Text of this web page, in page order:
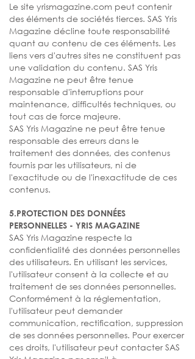
Le site yrismagazine.com peut contenir
des éléments de sociétés tierces. SAS Yris
Magazine décline toute responsabilité
quant au contenu de ces éléments. Les
liens vers d'autres sites ne constituent pas
une validation du contenu. SAS Yris
Magazine ne peut être tenue
responsable d'interruptions pour
maintenance, difficultés techniques, ou
tout cas de force majeure.
SAS Yris Magazine ne peut être tenue
responsable des erreurs dans le
traitement des données, des contenus
fournis par les utilisateurs, ni de
l'exactitude ou de l'inexactitude de ces
contenus.
5.PROTECTION DES DONNÉES
PERSONNELLES - YRIS MAGAZINE
SAS Yris Magazine respecte la
confidentialité des données personnelles
des utilisateurs. En utilisant les services,
l'utilisateur consent à la collecte et au
traitement de ses données personnelles.
Conformément à la réglementation,
l'utilisateur peut demander
communication, rectification, suppression
de ses données personnelles. Pour exercer
ces droits, l'utilisateur peut contacter SAS